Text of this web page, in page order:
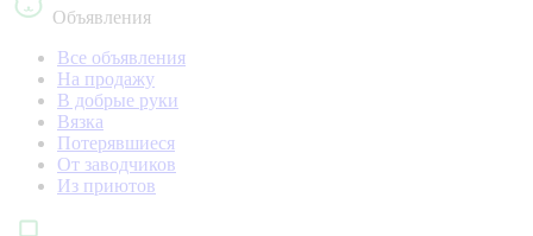
Объявления
Все объявления
На продажу
В добрые руки
Вязка
Потерявшиеся
От заводчиков
Из приютов